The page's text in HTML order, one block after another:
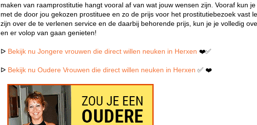
maken van raamprostitutie hangt vooral af van wat jouw wensen zijn. Vooraf kun
met de door jou gekozen prostituee en zo de prijs voor het prostitutiebezoek vast
zijn over de te verlenen service en de daarbij behorende prijs, kun je je volledig
en er volop van gaan genieten!
ᐅ Bekijk nu Jongere vrouwen die direct willen neuken in Herxen ❤️✅
ᐅ Bekijk nu Oudere Vrouwen die direct willen neuken in Herxen ✅ ❤️